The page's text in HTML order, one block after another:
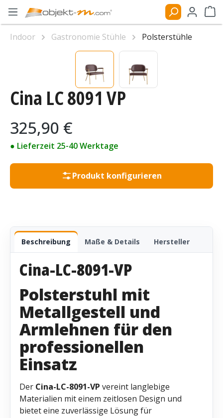
Zum Hauptinhalt springen
Cina LC 8091 VP
Regulärer Preis:
325,90 €
● Lieferzeit 25-40 Werktage
Produkt konfigurieren
Beschreibung Maße & Details Hersteller
Cina-LC-8091-VP
Polsterstuhl mit
Metallgestell und
Armlehnen für den
professionellen
Einsatz
Der Cina-LC-8091-VP vereint langlebige
Materialien mit einem zeitlosen Design und
bietet eine zuverlässige Lösung für
Indoor Gastronomie Stühle
Polsterstühle
Bildergalerie überspringen